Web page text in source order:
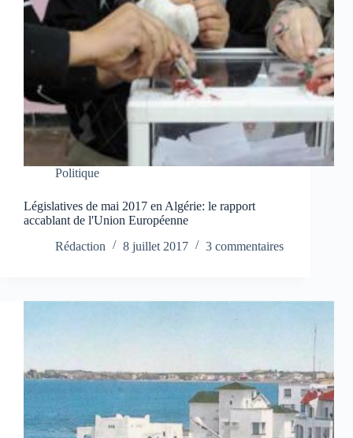
Politique
Législatives de mai 2017 en Algérie: le rapport
accablant de l'Union Européenne
Rédaction
8 juillet 2017 3 commentaires